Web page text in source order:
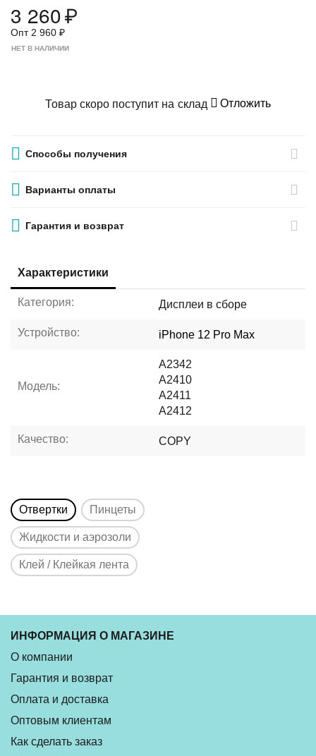
3 260₽
Опт 2 960 ₽
НЕТ В НАЛИЧИИ
Товар скоро поступит на склад Отложить
Способы получения
Варианты оплаты
Гарантия и возврат
Характеристики
Категория: Дисплеи в сборе
Устройство: iPhone 12 Pro Max
Модель:
A2342
A2410
A2411
A2412
Качество: COPY
Отвертки Пинцеты
Жидкости и аэрозоли
Клей / Клейкая лента
ИНФОРМАЦИЯ О МАГАЗИНЕ
О компании
Гарантия и возврат
Оплата и доставка
Оптовым клиентам
Как сделать заказ